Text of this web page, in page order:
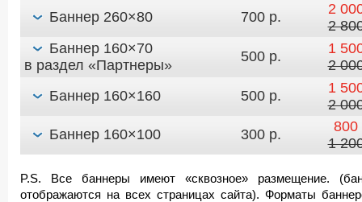
Баннер 260×80
700 р.
2
2
Баннер 160×70
в раздел «Партнеры»
500 р.
1
2
Баннер 160×160
500 р.
1
2
Баннер 160×100
300 р.
800
1
P.S. Все баннеры имеют «сквозное» размещение.
отображаются на всех страницах сайта). Форматы